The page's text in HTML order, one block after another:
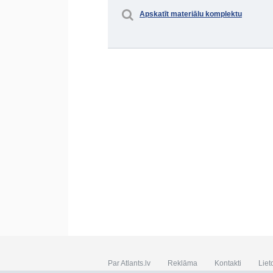
Apskatīt materiālu komplektu
Par Atlants.lv Reklāma Kontakti